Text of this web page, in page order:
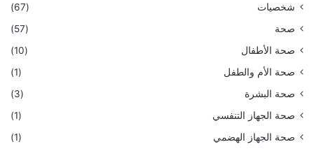
شخصيات
(67)
صحة
(57)
صحة الأطفال
(10)
صحة الأم والطفل
(1)
صحة البشرة
(3)
صحة الجهاز التنفسي
(1)
صحة الجهاز الهضمي
(1)